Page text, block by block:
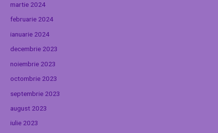
martie 2024
februarie 2024
ianuarie 2024
decembrie 2023
noiembrie 2023
octombrie 2023
septembrie 2023
august 2023
iulie 2023